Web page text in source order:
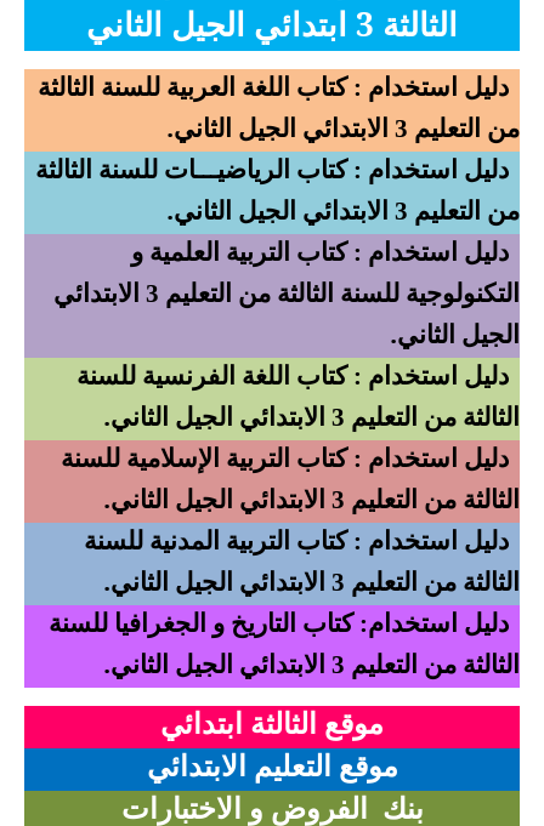
السنة الثانية ابتدائي
السنة الثالثة ابتدائي
السنة الرابعة ابتدائي
السنة الخامسة ابتدائي
شهادة التعليم الابتدائي
تزيين القسم
السنة الاولى متوسط
السنة الثانية متوسط
السنة الثالثة متوسط
السنة الرابعة متوسط
شهادة التعليم المتوسط
بنك الفروض و الاختبارات
محفظة الأستاذ
بنك مذكرات الاستاذ
الثالثة 3 ابتدائي الجيل الثاني
دليل استخدام : كتاب اللغة العربية للسنة الثالثة
من التعليم 3 الابتدائي الجيل الثاني
.
دليل استخدام : كتاب الرياضيـــات للسنة الثالثة
من التعليم 3 الابتدائي الجيل الثاني
.
دليل استخدام : كتاب التربية العلمية و
التكنولوجية للسنة الثالثة من التعليم 3 الابتدائي
الجيل الثاني.
دليل استخدام : كتاب اللغة الفرنسية للسنة
الثالثة من التعليم 3 الابتدائي الجيل الثاني
.
دليل استخدام : كتاب التربية الإسلامية للسنة
الثالثة من التعليم 3 الابتدائي الجيل الثاني
.
دليل استخدام : كتاب التربية المدنية للسنة
الثالثة من التعليم 3 الابتدائي الجيل الثاني
.
دليل استخدام: كتاب التاريخ و الجغرافيا للسنة
الثالثة من التعليم 3 الابتدائي الجيل الثاني
.
موقع الثالثة ابتدائي
موقع التعليم الابتدائي
بنك
الفروض و الاختبارات